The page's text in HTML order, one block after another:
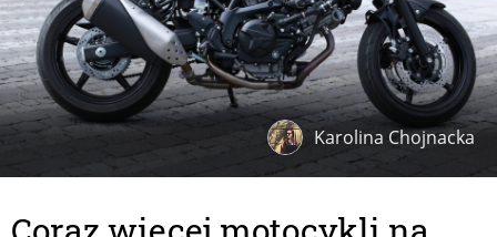
Karolina Chojnacka